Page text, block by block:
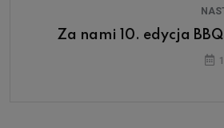
Za nami 10. edycja